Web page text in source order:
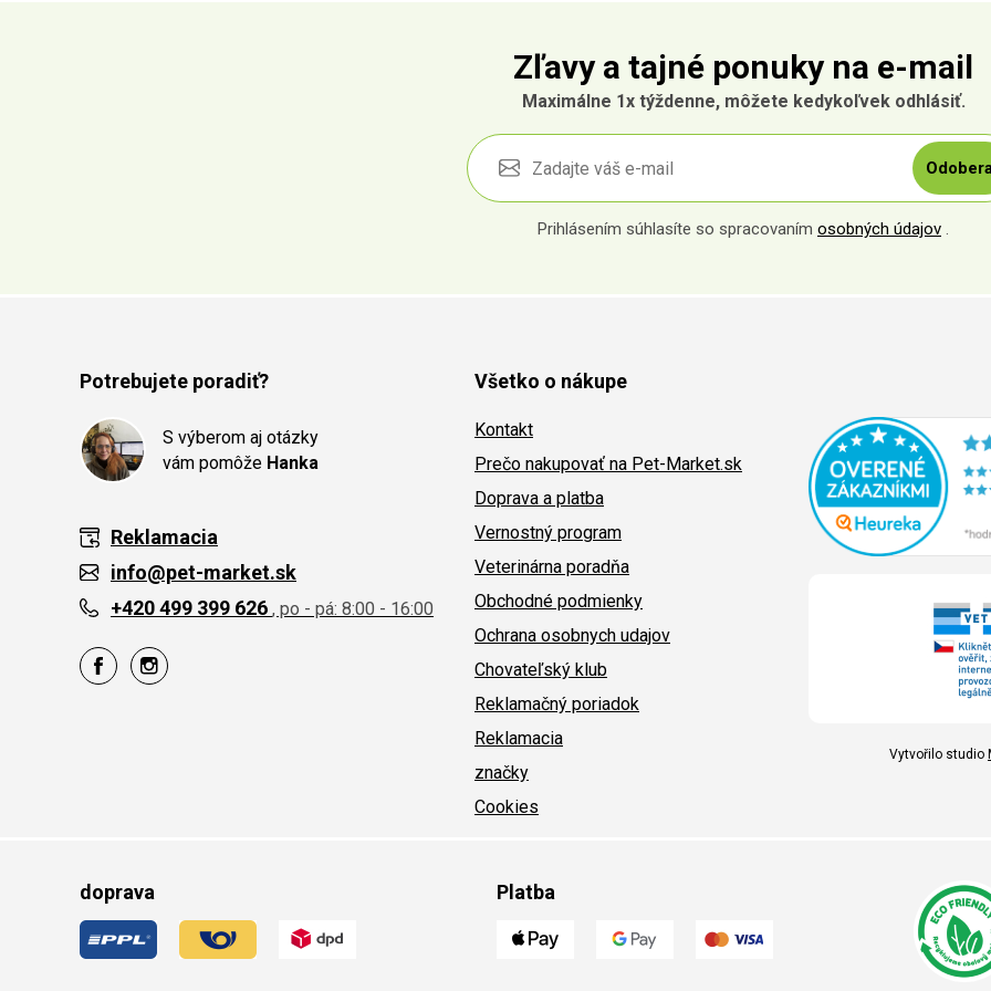
Zľavy a tajné ponuky na e-mail
Maximálne 1x týždenne, môžete kedykoľvek odhlásiť.
Prihlásením súhlasíte so spracovaním osobných údajov .
Potrebujete poradiť?
S výberom aj otázky
vám pomôže Hanka
Reklamacia
info@pet-market.sk
+420 499 399 626 , po - pá: 8:00 - 16:00
Všetko o nákupe
Kontakt
Prečo nakupovať na Pet-Market.sk
Doprava a platba
Vernostný program
Veterinárna poradňa
Obchodné podmienky
Ochrana osobnych udajov
Chovateľský klub
Reklamačný poriadok
Reklamacia
značky
Cookies
Vytvořilo studio
doprava Platba